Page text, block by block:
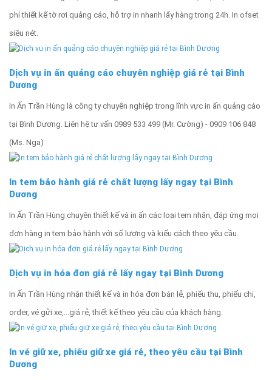
phí thiết kế tờ rơi quảng cáo, hỗ trợ in nhanh lấy hàng trong 24h. In ofset
siêu nét.
Dịch vụ in ấn quảng cáo chuyên nghiệp giá rẻ tại Bình
Dương
In Ấn Trần Hùng là công ty chuyên nghiệp trong lĩnh vực in ấn quảng cáo
tại Bình Dương. Liên hệ tư vấn 0989 533 499 (Mr. Cường) - 0909 106 848
(Ms. Nga)
In tem bảo hành giá rẻ chất lượng lấy ngay tại Bình
Dương
In Ấn Trần Hùng chuyên thiết kế và in ấn các loại tem nhãn, đáp ứng mọi
đơn hàng in tem bảo hành với số lượng và kiểu cách theo yêu cầu.
Dịch vụ in hóa đơn giá rẻ lấy ngay tại Bình Dương
In Ấn Trần Hùng nhận thiết kế và in hóa đơn bán lẻ, phiếu thu, phiếu chi,
order, vé gửi xe,...giá rẻ, thiết kế theo yêu cầu của khách hàng.
In vé giữ xe, phiếu giữ xe giá rẻ, theo yêu cầu tại Bình
Dương